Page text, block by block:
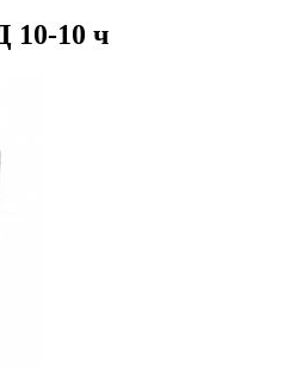
10-10 ч